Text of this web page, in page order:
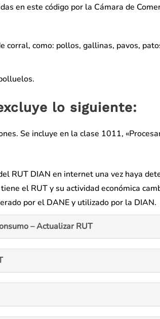
en este código por la Cámara de
corral, como: pollos, gallinas, pavos,
lo siguiente:
Se incluye en la clase 1011,
RUT DIAN en internet una vez haya
el RUT y su actividad económica
por el DANE y utilizado por la DIAN.
– Actualizar RUT